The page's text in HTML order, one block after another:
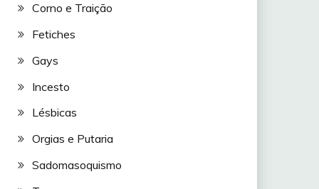
Corno e Traição
Fetiches
Gays
Incesto
Lésbicas
Orgias e Putaria
Sadomasoquismo